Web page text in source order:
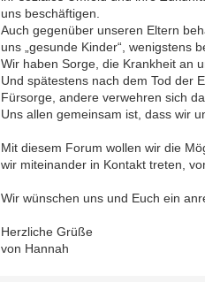
uns beschäftigen.
Auch gegenüber unseren Eltern
uns „gesunde Kinder“, wenigstens
Wir haben Sorge, die Krankheit an
Und spätestens nach dem Tod der
Fürsorge, andere verwehren sich
Uns allen gemeinsam ist, dass wir
Mit diesem Forum wollen wir die
wir miteinander in Kontakt treten,
Wir wünschen uns und Euch ein
Herzliche Grüße
von Hannah